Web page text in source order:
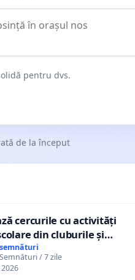
pentru dvs.
de la început
cercurile cu activități
din cluburile și
copiilor
/ 7 zile